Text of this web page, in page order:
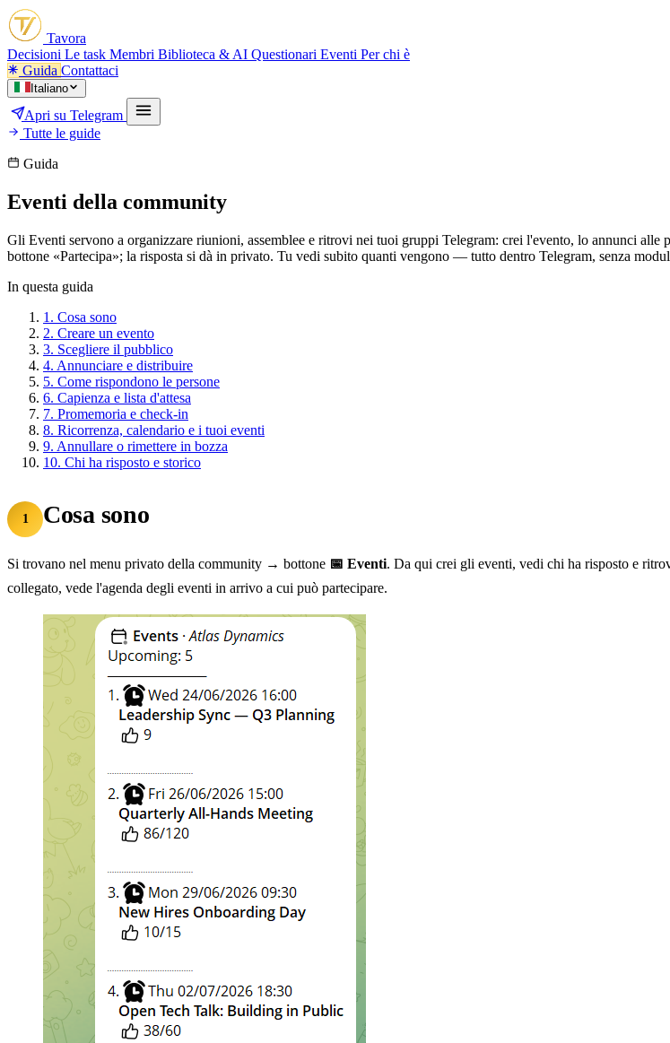
Tavora
Decisioni Le task Membri Biblioteca & AI Questionari Eventi Per chi è
Guida Contattaci
Italiano
Apri su Telegram
Tutte le guide
Guida
Eventi della community
Gli Eventi servono a organizzare riunioni, assemblee e ritrovi nei tuoi gruppi Telegram: crei l'evento, lo annunci
bottone «Partecipa»; la risposta si dà in privato. Tu vedi subito quanti vengono — tutto dentro Telegram, senza
In questa guida
1. Cosa sono
2. Creare un evento
3. Scegliere il pubblico
4. Annunciare e distribuire
5. Come rispondono le persone
6. Capienza e lista d'attesa
7. Promemoria e check-in
8. Ricorrenza, calendario e i tuoi eventi
9. Annullare o rimettere in bozza
10. Chi ha risposto e storico
1 Cosa sono
Si trovano nel menu privato della community → bottone 📅 Eventi. Da qui crei gli eventi, vedi chi ha risposto e
collegato, vede l'agenda degli eventi in arrivo a cui può partecipare.